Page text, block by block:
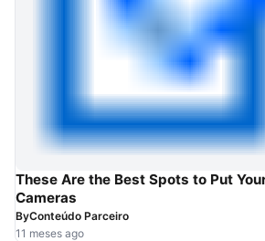
These Are the Best Spots to Put
Cameras
ByConteúdo Parceiro
11 meses ago